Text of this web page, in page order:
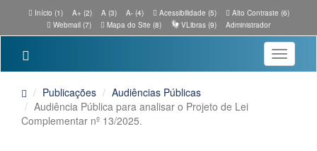
Início (1) A+ (2) A (3) A- (4) Acessibilidade (5)
Alto Contraste (6)
Webmail (7)
Mapa do Site (8) VLibras (9) Administrador
Toggle
Publicações
Audiências Públicas
Audiência Pública para analisar o Projeto de Lei
Complementar nº 13/2025.